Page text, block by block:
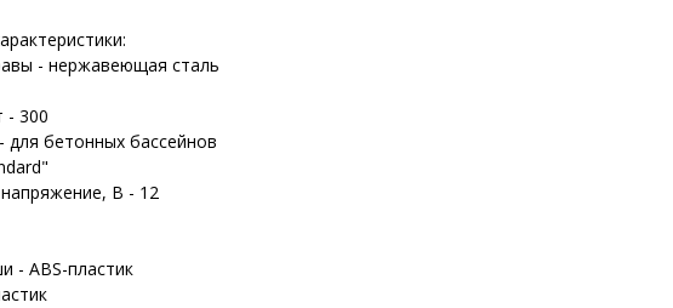
- нержавеющая сталь
300
для бетонных бассейнов
В - 12
- ABS-пластик